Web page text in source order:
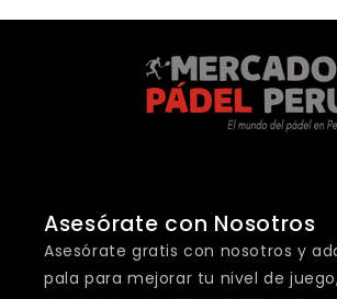
Asesórate con Nosotros
Asesórate gratis con nosotros y
pala para mejorar tu nivel de